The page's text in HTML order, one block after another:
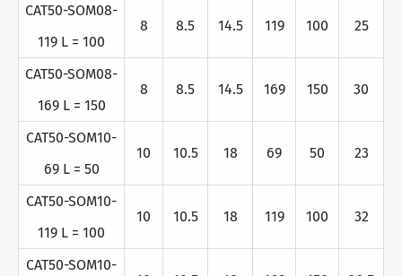
CAT50-SOM08-
119 L = 100
8 8.5 14.5 119 100 25
CAT50-SOM08-
169 L = 150
8 8.5 14.5 169 150 30
CAT50-SOM10-
69 L = 50
10 10.5 18 69 50 23
CAT50-SOM10-
119 L = 100
10 10.5 18 119 100 32
CAT50-SOM10-